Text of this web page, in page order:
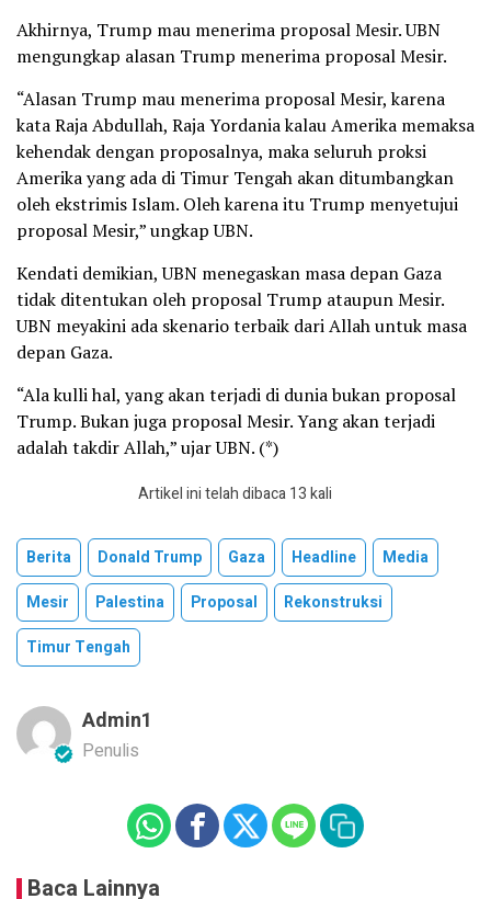
Akhirnya, Trump mau menerima proposal Mesir. UBN
mengungkap alasan Trump menerima proposal Mesir.
“Alasan Trump mau menerima proposal Mesir, karena
kata Raja Abdullah, Raja Yordania kalau Amerika memaksa
kehendak dengan proposalnya, maka seluruh proksi
Amerika yang ada di Timur Tengah akan ditumbangkan
oleh ekstrimis Islam. Oleh karena itu Trump menyetujui
proposal Mesir,” ungkap UBN.
Kendati demikian, UBN menegaskan masa depan Gaza
tidak ditentukan oleh proposal Trump ataupun Mesir.
UBN meyakini ada skenario terbaik dari Allah untuk masa
depan Gaza.
“Ala kulli hal, yang akan terjadi di dunia bukan proposal
Trump. Bukan juga proposal Mesir. Yang akan terjadi
adalah takdir Allah,” ujar UBN. (*)
Artikel ini telah dibaca 13 kali
Berita Donald Trump Gaza Headline
Media
Mesir
Palestina Proposal
Rekonstruksi
Timur Tengah
Admin1
Penulis
Baca Lainnya